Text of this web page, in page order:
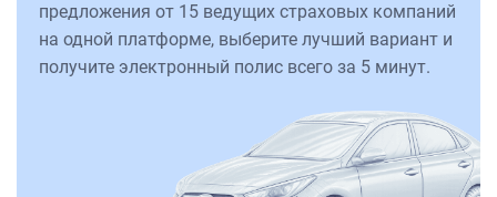
предложения от 15 ведущих страховых компаний
на одной платформе, выберите лучший вариант и
получите электронный полис всего за 5 минут.